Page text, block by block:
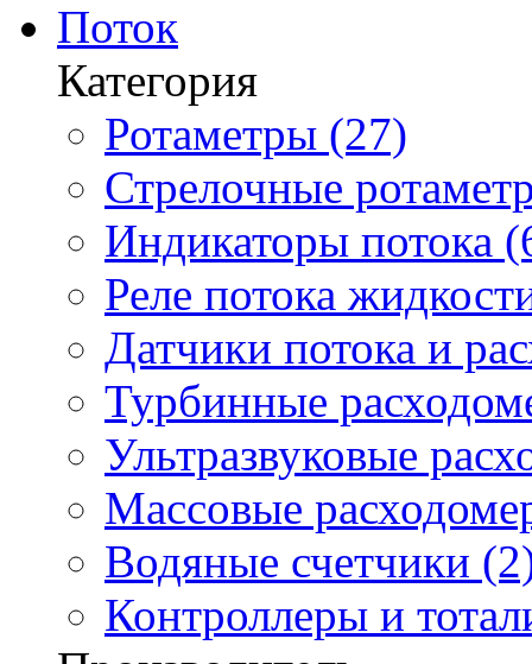
Поток
Категория
Ротаметры (27)
Стрелочные
Индикаторы потока
Реле потока
Датчики потока и
Турбинные
Ультразвуковые
Массовые
Водяные счетчики
Контроллеры и